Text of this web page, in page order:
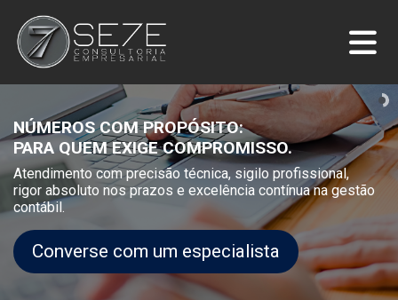
NÚMEROS COM PROPÓSITO:
PARA QUEM EXIGE COMPROMISSO.
Atendimento com precisão técnica, sigilo profissional,
rigor absoluto nos prazos e excelência contínua na gestão
contábil.
Converse com um especialista